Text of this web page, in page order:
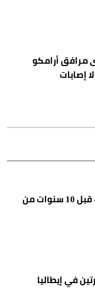
مرافق أرامكو
إصابات
تحليل دم يكشف الـ«ألزهايمر» قبل 10 سنوات من